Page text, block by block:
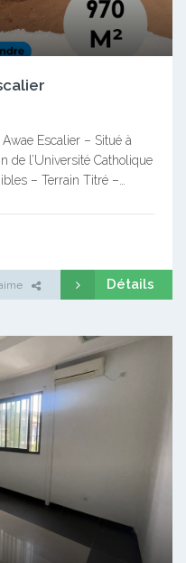
Escalier – Situé à
de l’Université Catholique
– Terrain Titré –…
Détails